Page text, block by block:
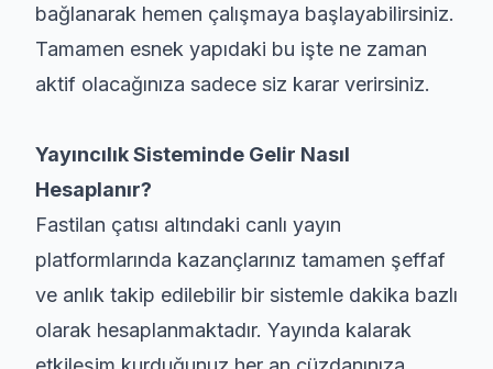
bağlanarak hemen çalışmaya başlayabilirsiniz.
Tamamen esnek yapıdaki bu işte ne zaman
aktif olacağınıza sadece siz karar verirsiniz.
Yayıncılık Sisteminde Gelir Nasıl
Hesaplanır?
Fastilan çatısı altındaki canlı yayın
platformlarında kazançlarınız tamamen şeffaf
ve anlık takip edilebilir bir sistemle dakika bazlı
olarak hesaplanmaktadır. Yayında kalarak